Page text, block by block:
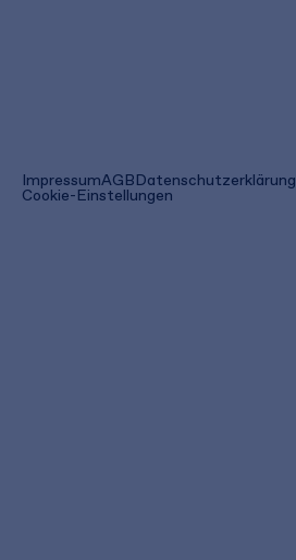
ImpressumAGB(öffnet
in
einem
Datenschutzerklärung
Cookie-Einstellungen